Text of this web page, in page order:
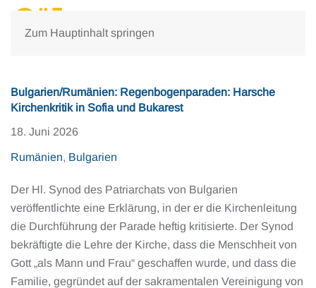
Zum Hauptinhalt springen
Bulgarien/Rumänien: Regenbogenparaden: Harsche
Kirchenkritik in Sofia und Bukarest
18. Juni 2026
Rumänien, Bulgarien
Der Hl. Synod des Patriarchats von Bulgarien
veröffentlichte eine Erklärung, in der er die Kirchenleitung
die Durchführung der Parade heftig kritisierte. Der Synod
bekräftigte die Lehre der Kirche, dass die Menschheit von
Gott „als Mann und Frau“ geschaffen wurde, und dass die
Familie, gegründet auf der sakramentalen Vereinigung von